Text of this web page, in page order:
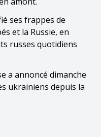
ses frappes de
et la Russie, en
russes quotidiens
a annoncé dimanche
ukrainiens depuis la